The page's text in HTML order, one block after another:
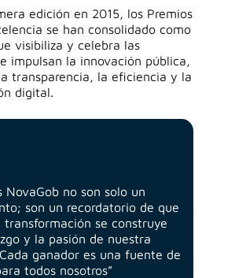
edición en 2015, los Premios
se han consolidado como
visibiliza y celebra las
impulsan la innovación pública,
transparencia, la eficiencia y la
digital.
NovaGob no son solo un
son un recordatorio de que
transformación se construye
y la pasión de nuestra
ganador es una fuente de
todos nosotros”